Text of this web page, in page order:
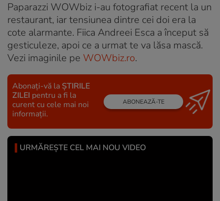
Paparazzi WOWbiz i-au fotografiat recent la un
restaurant, iar tensiunea dintre cei doi era la
cote alarmante. Fiica Andreei Esca a început să
gesticuleze, apoi ce a urmat te va lăsa mască.
Vezi imaginile pe WOWbiz.ro.
Abonați-vă la ȘTIRILE
ZILEI pentru a fi la
curent cu cele mai noi
informații.
ABONEAZĂ-TE
URMĂREȘTE CEL MAI NOU VIDEO